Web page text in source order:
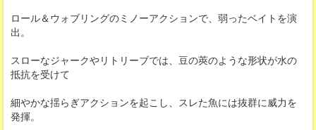
ロール＆ウォブリングのミノーアクションで、弱ったベイトを演
出。
スローなジャークやリトリーブでは、豆の莢のような形状が水の
抵抗を受けて
細やかな揺らぎアクションを起こし、スレた魚には抜群に威力を
発揮。